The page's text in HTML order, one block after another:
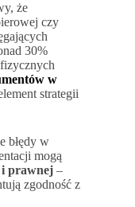
że
czy
30%
w
strategii
błędy w
mogą
prawnej –
zgodność z